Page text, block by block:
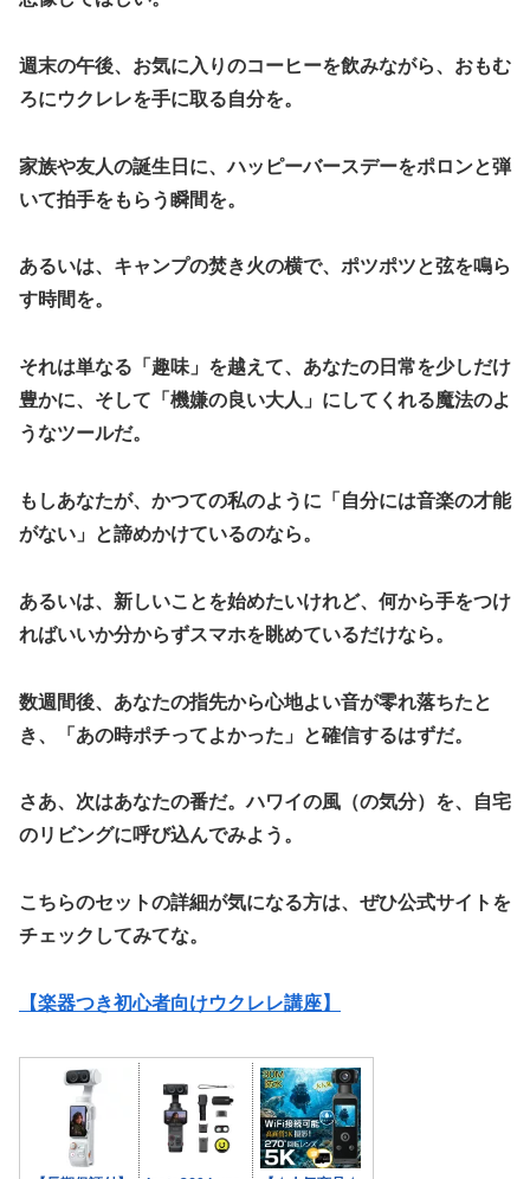
週末の午後、お気に入りのコーヒーを飲みながら、おもむ
ろにウクレレを手に取る自分を。
家族や友人の誕生日に、ハッピーバースデーをポロンと弾
いて拍手をもらう瞬間を。
あるいは、キャンプの焚き火の横で、ポツポツと弦を鳴ら
す時間を。
​それは単なる「趣味」を越えて、あなたの日常を少しだけ
豊かに、そして「機嫌の良い大人」にしてくれる魔法のよ
うなツールだ。
​もしあなたが、かつての私のように「自分には音楽の才能
がない」と諦めかけているのなら。
あるいは、新しいことを始めたいけれど、何から手をつけ
ればいいか分からずスマホを眺めているだけなら。
数週間後、あなたの指先から心地よい音が零れ落ちたと
き、「あの時ポチってよかった」と確信するはずだ。
​さあ、次はあなたの番だ。ハワイの風（の気分）を、自宅
のリビングに呼び込んでみよう。
こちらのセットの詳細が気になる方は、ぜひ公式サイトを
チェックしてみてな。
【楽器つき初心者向けウクレレ講座】